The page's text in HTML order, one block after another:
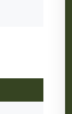
mail :
avez
auprès